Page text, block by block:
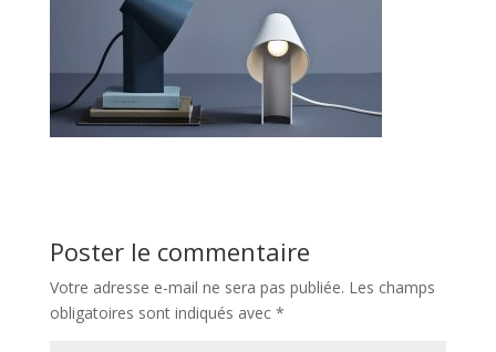
Poster le commentaire
Votre adresse e-mail ne sera pas publiée. Les champs
obligatoires sont indiqués avec *